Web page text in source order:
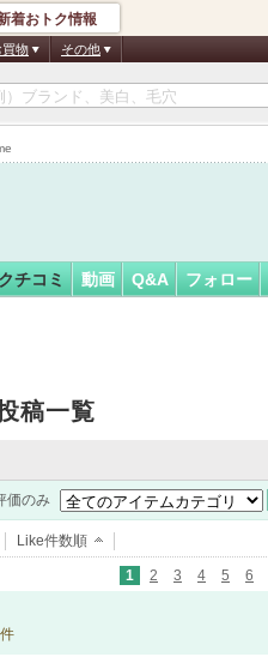
着おトク情報
買物 その他
ん
認
証
クチコミ 動画 Q&A フォロー
稿一覧
価のみ
Like件数順
1 2 3 4 5 6
件